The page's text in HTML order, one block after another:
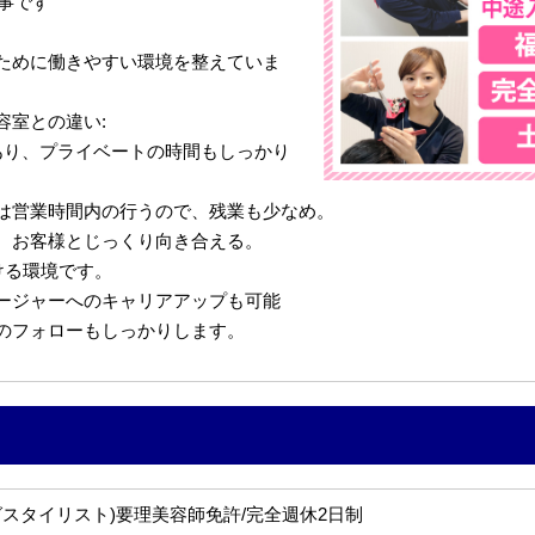
に働きやすい環境を整えていま
室との違い:
、プライベートの時間もしっかり
業時間内の行うので、残業も少なめ。
客様とじっくり向き合える。
環境です。
ャーへのキャリアアップも可能
ォローもしっかりします。
タイリスト)要理美容師免許/完全週休2日制